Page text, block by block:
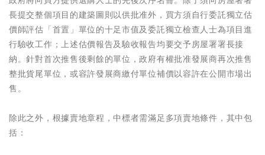
長提交整個項目的建築圖則以供批准外，買方須自行委託獨立估
價師評估「首置」單位的十足市值及委託獨立檢查人士為項目進
行驗收工作；上述估價報告及驗收報告均要交予房屋署署長接
納。針對首次推售後剩餘的單位，政府有權批准發展商再次推售
整批貨尾單位，或容許發展商繳付單位補價以容許在公開市場出
售。
除此之外，根據賣地章程，中標者需滿足多項賣地條件，其中包
括：